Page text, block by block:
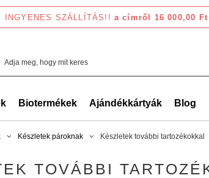
INGYENES SZÁLLÍTÁS!! a címről 16 000,00 Ft
Biotermékek Ajándékkártyák Blog
Készletek pároknak Készletek további tartozékokkal
TOVÁBBI